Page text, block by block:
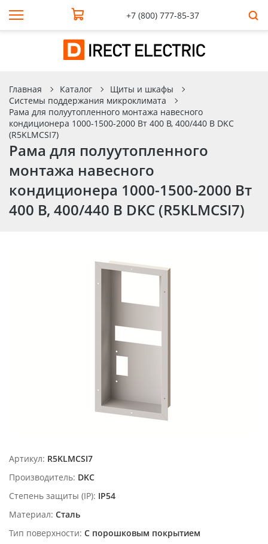
+7 (800) 777-85-37
Главная Каталог
Щиты и шкафы
Системы поддержания микроклимата
Рама для полуутопленного монтажа навесного
кондиционера 1000-1500-2000 Вт 400 В, 400/440 В DKC
(R5KLMCSI7)
Рама для полуутопленного
монтажа навесного
кондиционера 1000-1500-2000 Вт
400 В, 400/440 В DKC (R5KLMCSI7)
Артикул: R5KLMCSI7
Производитель: DKC
Степень защиты (IP): IP54
Материал: Сталь
Тип поверхности: С порошковым покрытием